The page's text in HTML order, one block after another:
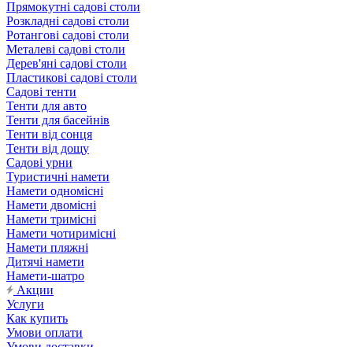
Прямокутні садові столи
Розкладні садові столи
Ротангові садові столи
Металеві садові столи
Дерев'яні садові столи
Пластикові садові столи
Садові тенти
Тенти для авто
Тенти для басейнів
Тенти від сонця
Тенти від дощу
Садові урни
Туристичні намети
Намети одномісні
Намети двомісні
Намети тримісні
Намети чотиримісні
Намети пляжні
Дитячі намети
Намети-шатро
Акции
Услуги
Как купить
Умови оплати